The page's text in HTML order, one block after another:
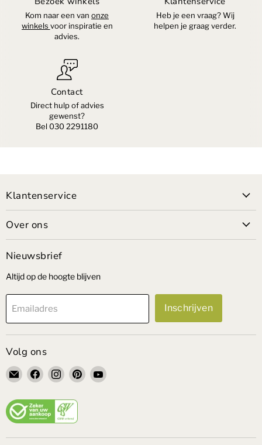
Kom naar een van onze
winkels voor inspiratie en
advies.
Heb je een vraag? Wij
helpen je graag verder.
Contact
Direct hulp of advies
gewenst?
Bel 030 2291180
Klantenservice
Over ons
Nieuwsbrief
Altijd op de hoogte blijven
Emailadres Inschrijven
Volg ons
Email
VandePolMeubelen
Vind
ons
op
Facebook
Vind
ons
op
Instagram
Vind
ons
Vind